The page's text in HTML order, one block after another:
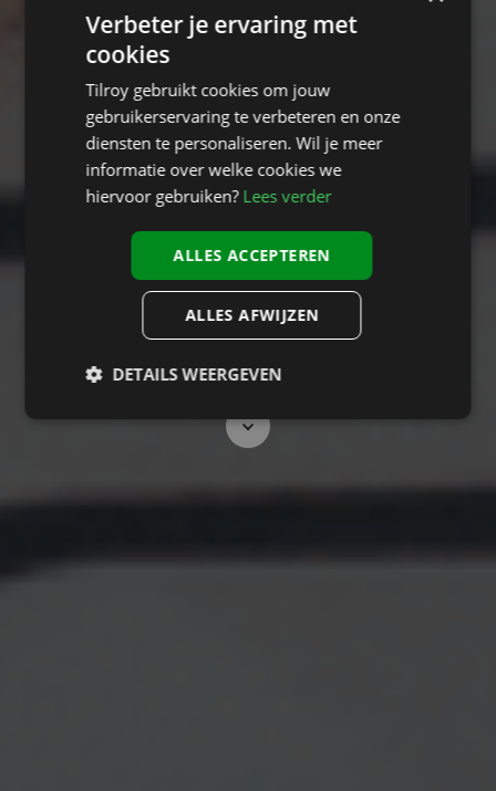
Consistent brand experience
Omnichannel retail
Empower your customers to shop anytime, anywhere, whether
in-store or online, on their favorite device.
Scroll
Verbeter je ervaring met
cookies
Tilroy gebruikt cookies om jouw
gebruikerservaring te verbeteren en onze
diensten te personaliseren. Wil je meer
informatie over welke cookies we
hiervoor gebruiken? Lees verder
ALLES ACCEPTEREN
ALLES AFWIJZEN
DETAILS WEERGEVEN